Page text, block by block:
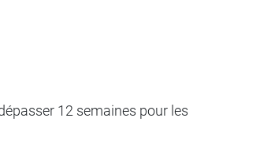
12 semaines pour les